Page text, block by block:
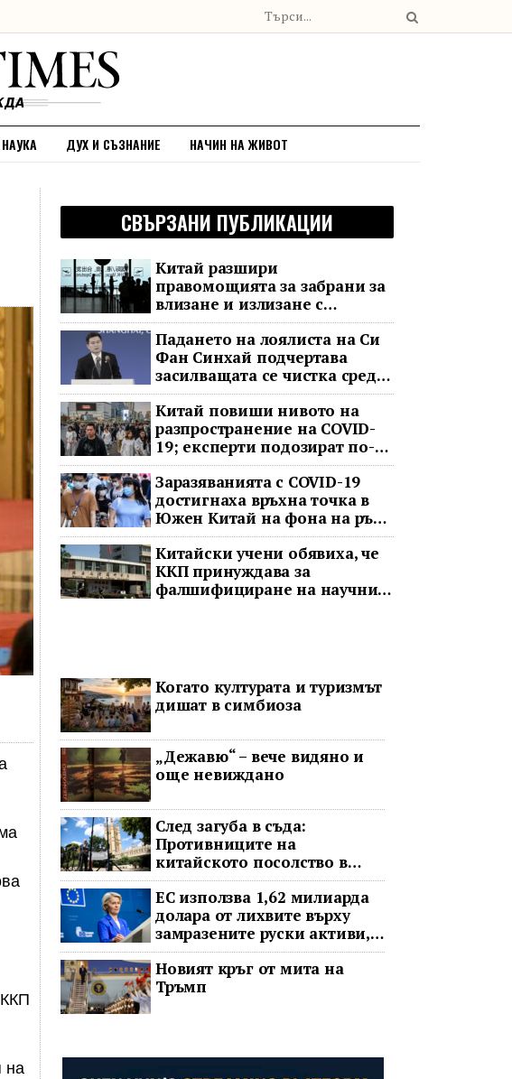
НАУКА ДУХ И СЪЗНАНИЕ НАЧИН НА ЖИВОТ
на
СВЪРЗАНИ ПУБЛИКАЦИИ
Китай разшири
правомощията за забрани за
влизане и излизане с
всеобхватни нови правила
Падането на лоялиста на Си
Фан Синхай подчертава
засилващата се чистка сред
финансовия елит на Китай
Китай повиши нивото на
разпространение на COVID-
19; експерти подозират по-
тежка ситуация
Заразяванията с COVID-19
достигнаха връхна точка в
Южен Китай на фона на ръст
в цялата страна
Китайски учени обявиха, че
ККП принуждава за
фалшифициране на научни
Когато културата и туризмът
дишат в симбиоза
„Дежавю“ – вече видяно и
още невиждано
След загуба в съда:
Противниците на
китайското посолство в
Лондон обжалват
ЕС използва 1,62 милиарда
долара от лихвите върху
замразените руски активи,
за да подкрепи Украйна
Новият кръг от мита на
Тръмп